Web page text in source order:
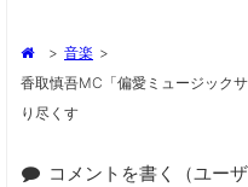
> 音楽 >
香取慎吾MC「偏愛ミュージック
り尽くす
コメントを書く（ユーザ